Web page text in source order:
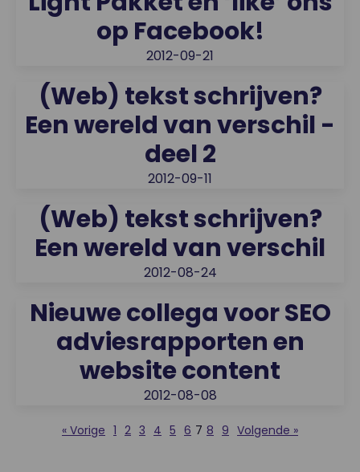
op Facebook!
2012-09-21
(Web) tekst schrijven?
Een wereld van verschil -
deel 2
2012-09-11
(Web) tekst schrijven?
Een wereld van verschil
2012-08-24
Nieuwe collega voor SEO
adviesrapporten en
website content
2012-08-08
« Vorige 1 2 3 4 5 6 7 8 9 Volgende »